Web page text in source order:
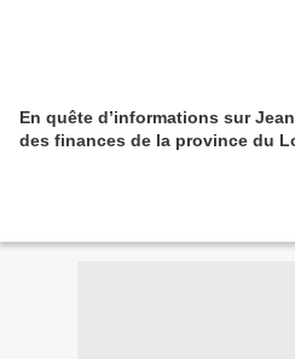
En quête d’informations sur
des finances de la province du